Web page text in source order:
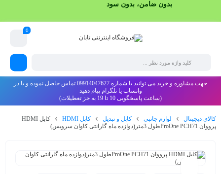
0
جهت مشاوره و خرید می توانید با شماره 09914047627 تماس حاصل نموده و یا در
واتساپ یا تلگرام پیام دهید
(ساعت پاسخگویی 10 تا 19 به جز تعطیلات)
کالای دیجیتال لوازم جانبی کابل و تبدیل کابل HDMI
کابل HDMI
پرووان ProOne PCH71طول 3متر(دوازده ماه گارانتی کاوان سرویس)